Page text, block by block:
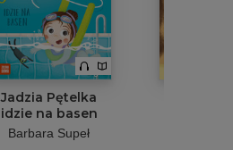
Jadzia Pętelka
idzie na basen
Barbara Supeł